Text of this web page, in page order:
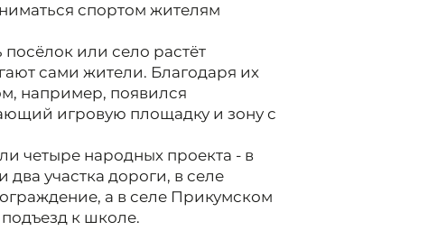
спортом жителям
или село растёт
сами жители. Благодаря их
например, появился
игровую площадку и зону с
четыре народных проекта - в
участка дороги, в селе
а в селе Прикумском
к школе.